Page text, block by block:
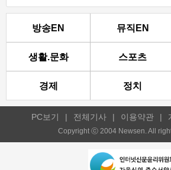
방송EN 뮤직EN
생활.문화 스포츠
경제 정치
PC보기 | 전체기사 | 이용약관 |
Copyright ⓒ 2004 Newsen. All